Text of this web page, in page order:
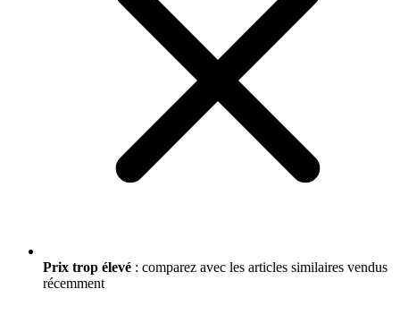
Prix trop élevé : comparez avec les articles similaires vendus
récemment